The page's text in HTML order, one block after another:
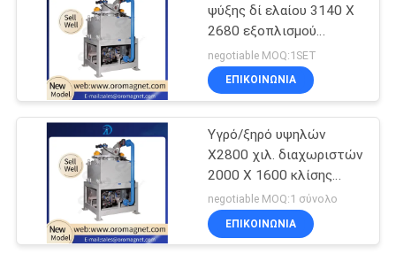
Μόνιμος
μαγνητικός
διαχωριστής
ψύξης δί ελαίου 3140 X
2680 εξοπλισμού
χωρισμού υψηλής
αποδοτικότητας
negotiable MOQ:1SET
ΕΠΙΚΟΙΝΩΝΊΑ
Υγρό/ξηρό υψηλών
X2800 χιλ. διαχωριστών
2000 X 1600 κλίσης
σκονών σιδήρου
μαγνητικών
negotiable MOQ:1 σύνολο
ΕΠΙΚΟΙΝΩΝΊΑ